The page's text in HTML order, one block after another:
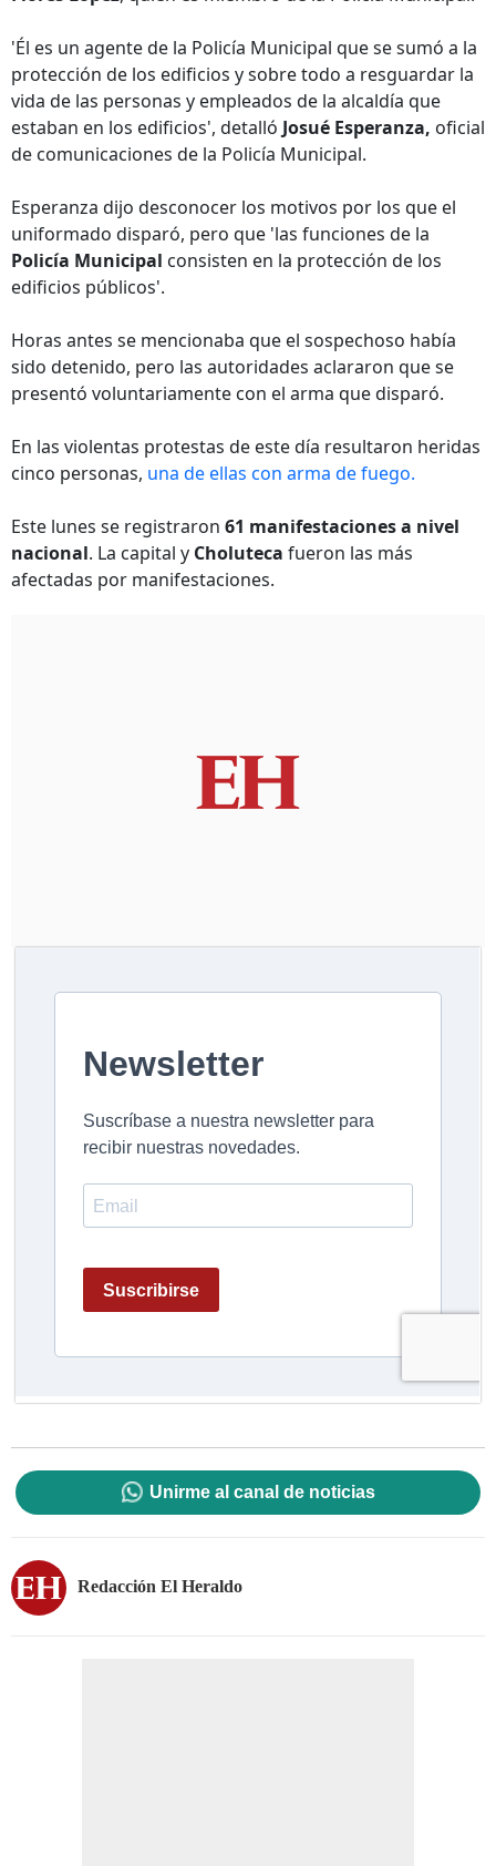
'Él es un agente de la Policía Municipal que se sumó a la
protección de los edificios y sobre todo a resguardar la
vida de las personas y empleados de la alcaldía que
estaban en los edificios', detalló Josué Esperanza, oficial
de comunicaciones de la Policía Municipal.
Esperanza dijo desconocer los motivos por los que el
uniformado disparó, pero que 'las funciones de la
Policía Municipal consisten en la protección de los
edificios públicos'.
Horas antes se mencionaba que el sospechoso había
sido detenido, pero las autoridades aclararon que se
presentó voluntariamente con el arma que disparó.
En las violentas protestas de este día resultaron heridas
cinco personas, una de ellas con arma de fuego.
Este lunes se registraron 61 manifestaciones a nivel
nacional. La capital y Choluteca fueron las más
afectadas por manifestaciones.
Unirme al canal de noticias
Redacción El Heraldo